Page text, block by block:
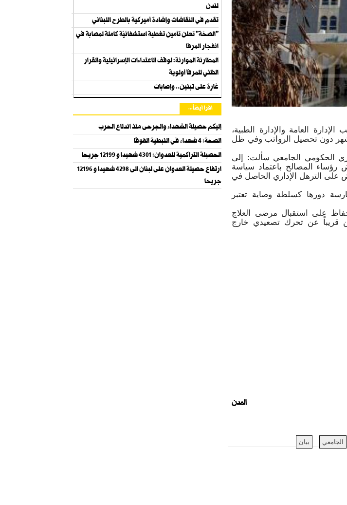
العامة والإدارة الطبية،
دون تحصيل الرواتب وفي ظل
الحكومي الجامعي سألت: إلى
رؤساء المصالح باعتماد سياسة
على الترهل الإداري الحاصل في
دورها كسلطة وصاية تعتبر
على استقبال مرضى العلاج
قريباً عن تحرك تصعيدي خارج
المدن
الجامعي بيان
لندن
تقدم في النقاشات وإشادة أميركية بالطرح اللبناني
"الصحّة" تعلن تأمين تغطية استشفائيّة كاملة لمصابة في
انفجار المرفأ
المطارنة الموارنة: لوقف الاعتداءات الإسرائيلية والقرار
الظني للمرفأ أولوية
غارة على تبنين.. وإصابات
اقرأ أيضاً...
إليكم حصيلة الشهداء والجرحى منذ اندلاع الحرب
الصحة: 4 شهداء في النبطية الفوقا
الحصيلة التراكمية للعدوان: 4301 شهيدا و 12199 جريحا
ارتفاع حصيلة العدوان على لبنان الى 4298 شهيدا و 12196
جريحا